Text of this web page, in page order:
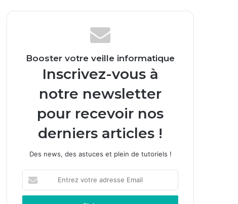
Booster votre veille informatique
Inscrivez-vous à
notre newsletter
pour recevoir nos
derniers articles !
Des news, des astuces et plein de tutoriels !
t